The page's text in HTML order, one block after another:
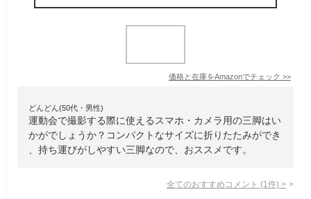
価格と在庫をAmazonでチェック >>
どんどん(50代・男性)
運動会で撮影する際に使えるスマホ・カメラ用の三脚はい
かがでしょうか？コンパクトなサイズに折りたたみができ
、持ち運びがしやすい三脚なので、おススメです。
全てのおすすめコメント (1 件) >